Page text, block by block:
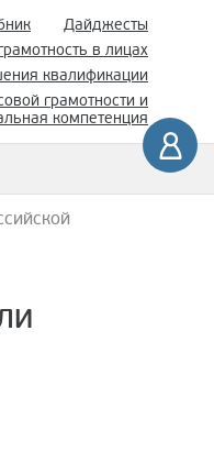
Дайджесты
в лицах
квалификации
грамотности и
компетенция